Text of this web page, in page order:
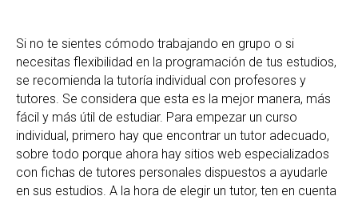
Si no te sientes cómodo trabajando en grupo o si
necesitas flexibilidad en la programación de tus estudios,
se recomienda la tutoría individual con profesores y
tutores. Se considera que esta es la mejor manera, más
fácil y más útil de estudiar. Para empezar un curso
individual, primero hay que encontrar un tutor adecuado,
sobre todo porque ahora hay sitios web especializados
con fichas de tutores personales dispuestos a ayudarle
en sus estudios. A la hora de elegir un tutor, ten en cuenta